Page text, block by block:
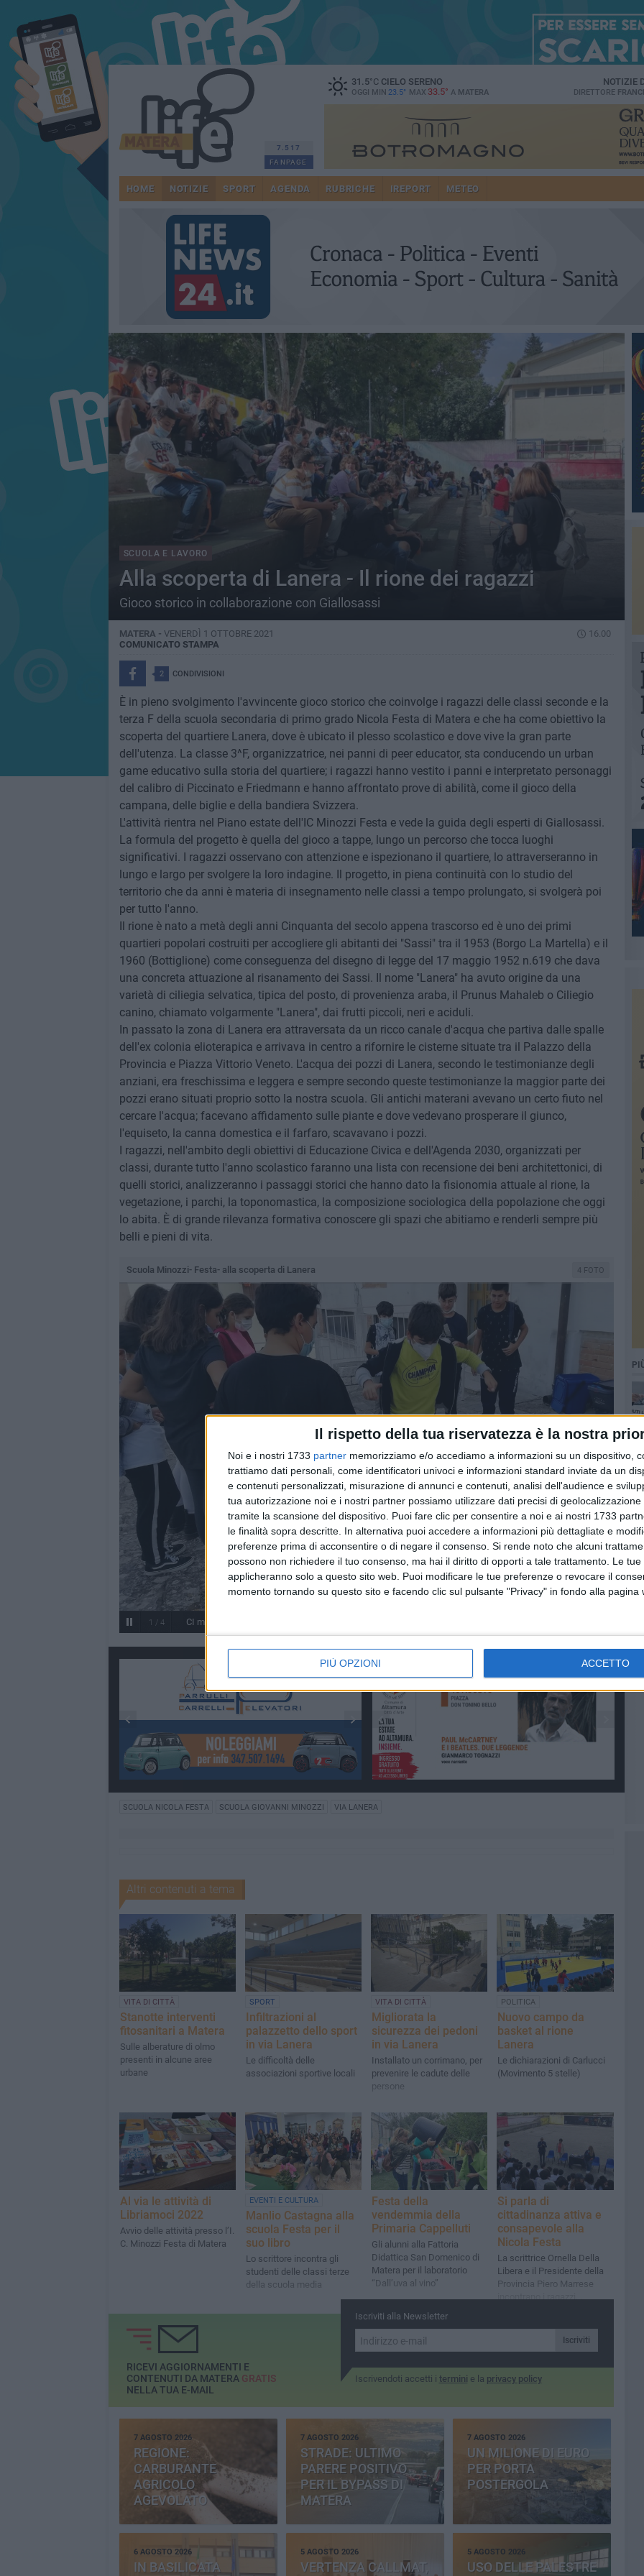
Il rispetto della tua riservatezza è la nostra
Noi e i nostri 1733 partner memorizziamo e/o accediamo a informazioni su un dispositivo,
trattiamo dati personali, come identificatori univoci e informazioni standard inviate da un
e contenuti personalizzati, misurazione di annunci e contenuti, analisi dell'audience e
tua autorizzazione noi e i nostri partner possiamo utilizzare dati precisi di
tramite la scansione del dispositivo. Puoi fare clic per consentire a noi e ai nostri 1733
le finalità sopra descritte. In alternativa puoi accedere a informazioni più dettagliate e
preferenze prima di acconsentire o di negare il consenso. Si rende noto che alcuni
possono non richiedere il tuo consenso, ma hai il diritto di opporti a tale trattamento. Le
applicheranno solo a questo sito web. Puoi modificare le tue preferenze o revocare il
momento tornando su questo sito e facendo clic sul pulsante "Privacy" in fondo alla pagina
PIÙ OPZIONI ACCETTO
7.517
FANPAGE
31.5°CCIELO SERENO
OGGI MIN 23.5° MAX 33.5° A MATERA
NOTIZIE
DIRETTORE
HOME NOTIZIE SPORT AGENDA RUBRICHE IREPORT METEO
SCUOLA E LAVORO
Alla scoperta di Lanera - Il rione dei ragazzi
Gioco storico in collaborazione con Giallosassi
MATERA - VENERDÌ 1 OTTOBRE 2021
16.00
COMUNICATO STAMPA
2 CONDIVISIONI
È in pieno svolgimento l'avvincente gioco storico che coinvolge i ragazzi delle classi seconde e la
terza F della scuola secondaria di primo grado Nicola Festa di Matera e che ha come obiettivo la
scoperta del quartiere Lanera, dove è ubicato il plesso scolastico e dove vive la gran parte
dell'utenza. La classe 3^F, organizzatrice, nei panni di peer educator, sta conducendo un urban
game educativo sulla storia del quartiere; i ragazzi hanno vestito i panni e interpretato personaggi
del calibro di Piccinato e Friedmann e hanno affrontato prove di abilità, come il gioco della
campana, delle biglie e della bandiera Svizzera.
L'attività rientra nel Piano estate dell'IC Minozzi Festa e vede la guida degli esperti di Giallosassi.
La formula del progetto è quella del gioco a tappe, lungo un percorso che tocca luoghi
significativi. I ragazzi osservano con attenzione e ispezionano il quartiere, lo attraverseranno in
lungo e largo per svolgere la loro indagine. Il progetto, in piena continuità con lo studio del
territorio che da anni è materia di insegnamento nelle classi a tempo prolungato, si svolgerà poi
per tutto l'anno.
Il rione è nato a metà degli anni Cinquanta del secolo appena trascorso ed è uno dei primi
quartieri popolari costruiti per accogliere gli abitanti dei "Sassi" tra il 1953 (Borgo La Martella) e il
1960 (Bottiglione) come conseguenza del disegno di legge del 17 maggio 1952 n.619 che dava
una concreta attuazione al risanamento dei Sassi. Il nome "Lanera" ha avuto origine da una
varietà di ciliegia selvatica, tipica del posto, di provenienza araba, il Prunus Mahaleb o Ciliegio
canino, chiamato volgarmente "Lanera", dai frutti piccoli, neri e aciduli.
In passato la zona di Lanera era attraversata da un ricco canale d'acqua che partiva dalle spalle
dell'ex colonia elioterapica e arrivava in centro a rifornire le cisterne situate tra il Palazzo della
Provincia e Piazza Vittorio Veneto. L'acqua dei pozzi di Lanera, secondo le testimonianze degli
anziani, era freschissima e leggera e sempre secondo queste testimonianze la maggior parte dei
pozzi erano situati proprio sotto la nostra scuola. Gli antichi materani avevano un certo fiuto nel
cercare l'acqua; facevano affidamento sulle piante e dove vedevano prosperare il giunco,
l'equiseto, la canna domestica e il farfaro, scavavano i pozzi.
I ragazzi, nell'ambito degli obiettivi di Educazione Civica e dell'Agenda 2030, organizzati per
classi, durante tutto l'anno scolastico faranno una lista con recensione dei beni architettonici, di
quelli storici, analizzeranno i passaggi storici che hanno dato la fisionomia attuale al rione, la
vegetazione, i parchi, la toponomastica, la composizione sociologica della popolazione che oggi
lo abita. È di grande rilevanza formativa conoscere gli spazi che abitiamo e renderli sempre più
belli e pieni di vita.
4 FOTO
Scuola Minozzi- Festa- alla scoperta di Lanera
1 / 4 CI minozzi festa alla scoperta di Lanera
SCUOLA NICOLA FESTA SCUOLA GIOVANNI MINOZZI VIA LANERA
Altri contenuti a tema
VITA DI CITTÀ
Stanotte interventi
fitosanitari a Matera
Sulle alberature di olmo
presenti in alcune aree
urbane
SPORT
Infiltrazioni al
palazzetto dello sport
in via Lanera
Le difficoltà delle
associazioni sportive locali
VITA DI CITTÀ
Migliorata la
sicurezza dei pedoni
in via Lanera
Installato un corrimano, per
prevenire le cadute delle
persone
POLITICA
Nuovo campo da
basket al rione
Lanera
Le dichiarazioni di Carlucci
(Movimento 5 stelle)
Al via le attività di
Libriamoci 2022
Avvio delle attività presso l’I.
C. Minozzi Festa di Matera
EVENTI E CULTURA
Manlio Castagna alla
scuola Festa per il
suo libro
Lo scrittore incontra gli
studenti delle classi terze
della scuola media
Festa della
vendemmia della
Primaria Cappelluti
Gli alunni alla Fattoria
Didattica San Domenico di
Matera per il laboratorio
“Dall’uva al vino”
Si parla di
cittadinanza attiva e
consapevole alla
Nicola Festa
La scrittrice Ornella Della
Libera e il Presidente della
Provincia Piero Marrese
incontrano i ragazzi
Iscriviti alla Newsletter
Iscriviti
Iscrivendoti accetti i termini e la privacy policy
RICEVI AGGIORNAMENTI E
CONTENUTI DA MATERA GRATIS
NELLA TUA E-MAIL
7 AGOSTO 2026
REGIONE:
CARBURANTE
AGRICOLO
AGEVOLATO
7 AGOSTO 2026
STRADE: ULTIMO
PARERE POSITIVO
PER IL BYPASS DI
MATERA
7 AGOSTO 2026
UN MILIONE DI EURO
PER PORTA
POSTERGOLA
6 AGOSTO 2026
IN BASILICATA
5 AGOSTO 2026
VERTENZA CALLMAT,
5 AGOSTO 2026
USO DELLE PALESTRE